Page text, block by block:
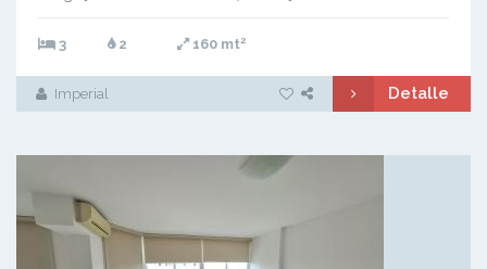
3 2 160 mt2
Imperial Detalle